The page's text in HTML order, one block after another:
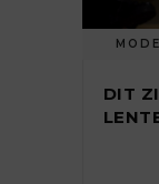
DIT